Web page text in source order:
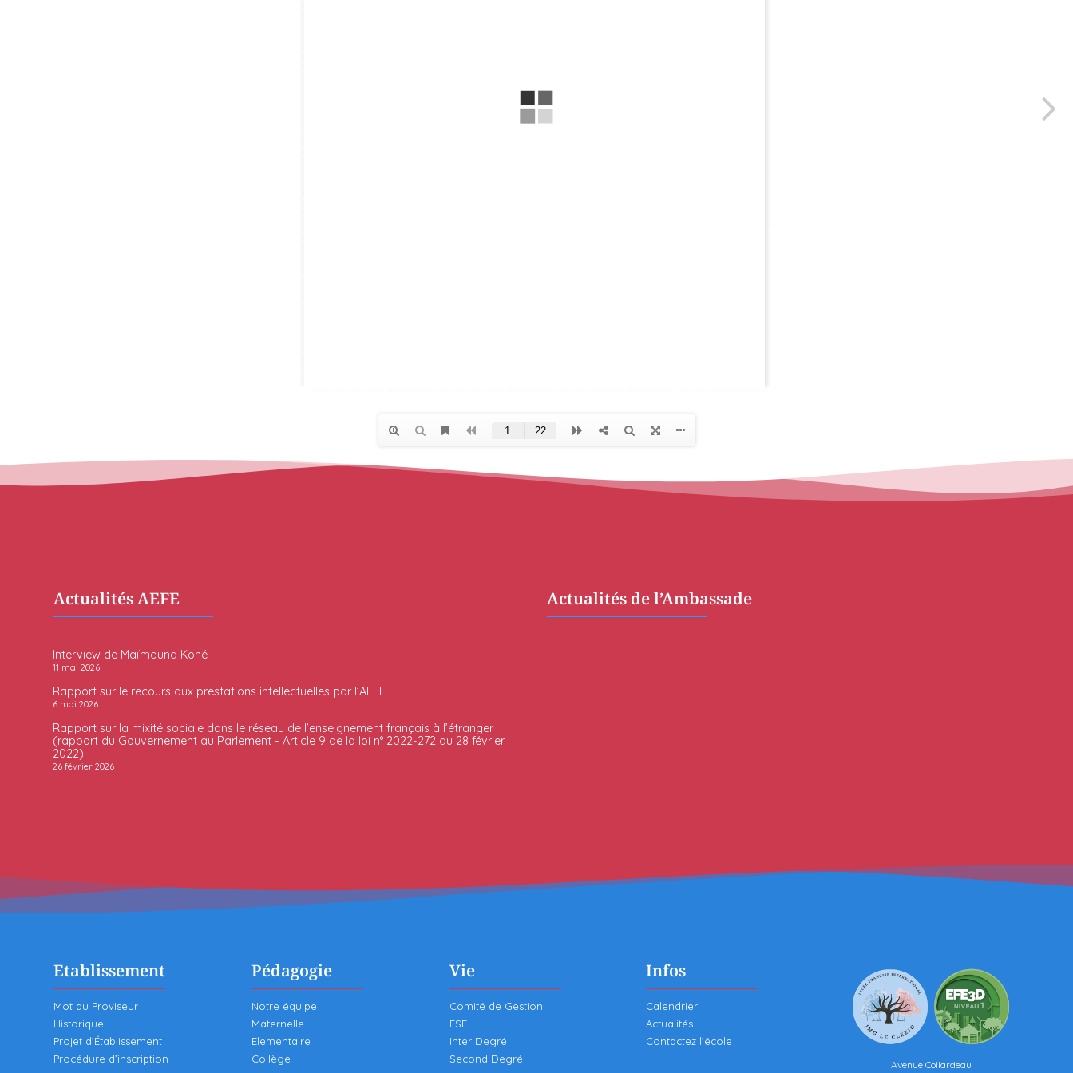
Actualités AEFE
Interview de Maïmouna Koné
11 mai 2026
Rapport sur le recours aux prestations intellectuelles par l’AEFE
6 mai 2026
Rapport sur la mixité sociale dans le réseau de l’enseignement français à l’étranger
(rapport du Gouvernement au Parlement - Article 9 de la loi n° 2022-272 du 28 février
2022)
26 février 2026
Actualités de l’Ambassade
Etablissement
Mot du Proviseur
Historique
Projet d’Établissement
Procédure d’inscription
Pédagogie
Notre équipe
Maternelle
Elementaire
Collège
Vie
Comité de Gestion
FSE
Inter Degré
Second Degré
Infos
Calendrier
Actualités
Contactez l’école
Avenue Collardeau